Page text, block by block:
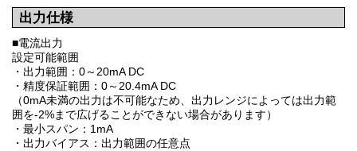
出力仕様
■電流出力
設定可能範囲
・出力範囲：0～20mA DC
・精度保証範囲：0～20.4mA DC
（0mA未満の出力は不可能なため、出力レンジによっては出力範
囲を-2%まで広げることができない場合があります）
・最小スパン：1mA
・出力バイアス：出力範囲の任意点